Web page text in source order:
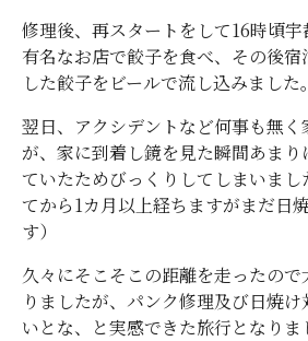
修理後、再スタートをして16時頃
有名なお店で餃子を食べ、その後宿
した餃子をビールで流し込みました。
翌日、アクシデントなど何事も無
が、家に到着し鏡を見た瞬間あま
ていたためびっくりしてしまいまし
てから1カ月以上経ちますがまだ日
す）
久々にそこそこの距離を走ったの
りましたが、パンク修理及び日焼
いとな、と実感できた旅行となりま